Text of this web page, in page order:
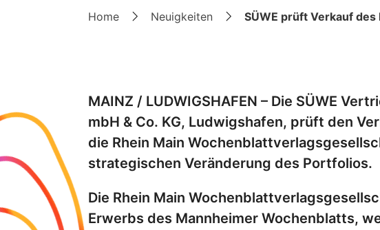
Home Neuigkeiten SÜWE prüft Verkauf
MAINZ / LUDWIGSHAFEN – Die SÜWE
mbH & Co. KG, Ludwigshafen, prüft den
die Rhein Main
strategischen Veränderung des Portfolios.
Die Rhein Main
Erwerbs des Mannheimer Wochenblatts,